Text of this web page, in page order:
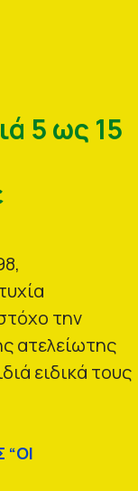
5 ως 15
την
ατελείωτης
ειδικά τους